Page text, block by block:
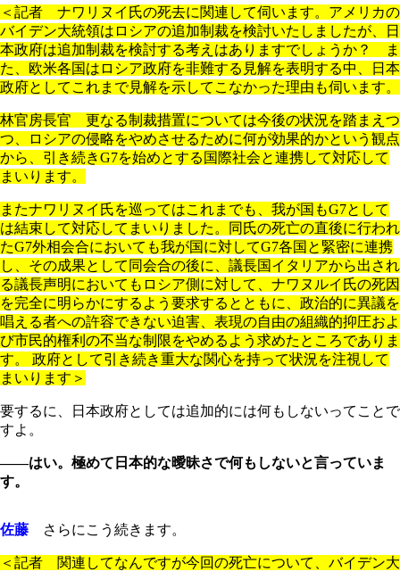
＜記者 ナワリヌイ氏の死去に関連して伺います。アメリカの
バイデン大統領はロシアの追加制裁を検討いたしましたが、日
本政府は追加制裁を検討する考えはありますでしょうか？ ま
た、欧米各国はロシア政府を非難する見解を表明する中、日本
政府としてこれまで見解を示してこなかった理由も伺います。
林官房長官 更なる制裁措置については今後の状況を踏まえつ
つ、ロシアの侵略をやめさせるために何が効果的かという観点
から、引き続きG7を始めとする国際社会と連携して対応して
まいります。
またナワリヌイ氏を巡ってはこれまでも、我が国もG7として
は結束して対応してまいりました。同氏の死亡の直後に行われ
たG7外相会合においても我が国に対してG7各国と緊密に連携
し、その成果として同会合の後に、議長国イタリアから出され
る議長声明においてもロシア側に対して、ナワヌルイ氏の死因
を完全に明らかにするよう要求するとともに、政治的に異議を
唱える者への許容できない迫害、表現の自由の組織的抑圧およ
び市民的権利の不当な制限をやめるよう求めたところでありま
す。 政府として引き続き重大な関心を持って状況を注視して
まいります＞
要するに、日本政府としては追加的には何もしないってことで
すよ。
――はい。極めて日本的な曖昧さで何もしないと言っていま
す。
佐藤 さらにこう続きます。
＜記者 関連してなんですが今回の死亡について、バイデン大